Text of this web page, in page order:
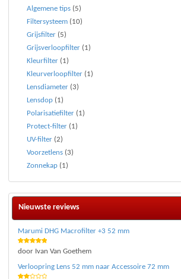
Algemene tips (5)
Filtersysteem (10)
Grijsfilter (5)
Grijsverloopfilter (1)
Kleurfilter (1)
Kleurverloopfilter (1)
Lensdiameter (3)
Lensdop (1)
Polarisatiefilter (1)
Protect-filter (1)
UV-filter (2)
Voorzetlens (3)
Zonnekap (1)
Nieuwste reviews
Marumi DHG Macrofilter +3 52 mm
Waardering
door Ivan Van Goethem
Verloopring Lens 52 mm naar Accessoire 72 mm